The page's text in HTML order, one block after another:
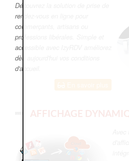
Découvrez la solution de prise de
rendez-vous en ligne pour
commerçants, artisans ou
professions libérales. Simple et
accessible avec IzyRDV améliorez
dès aujourd'hui vos conditions
d'accueil.
AFFICHAGE